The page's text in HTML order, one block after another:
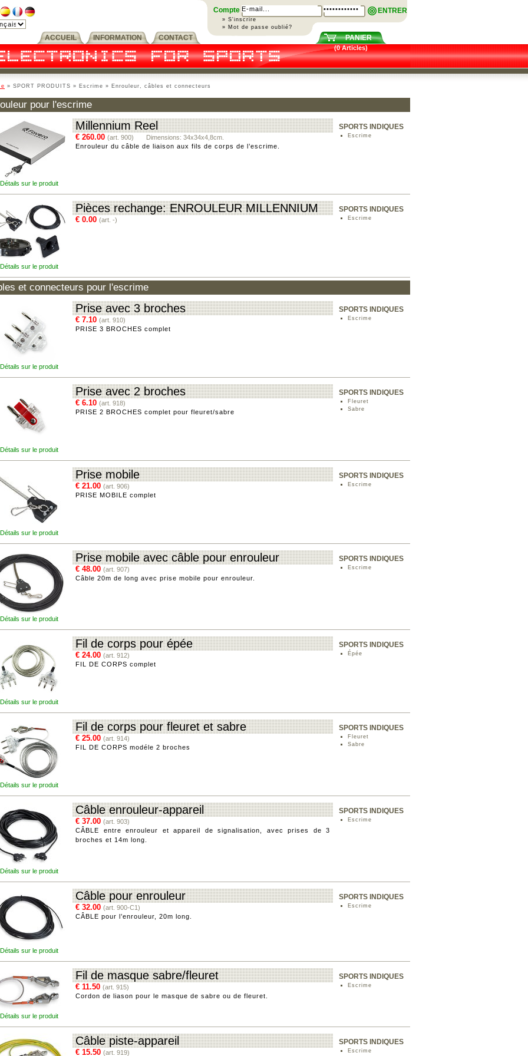
Compte ENTRER
» S'inscrire
» Mot de passe oublié?
ACCUEIL INFORMATION CONTACT PANIER
(0 Articles)
» SPORT PRODUITS » Escrime » Enrouleur, câbles et connecteurs
pour l'escrime
sur le produit
Millennium Reel
€ 260.00 (art. 900) Dimensions: 34x34x4,8cm.
Enrouleur du câble de liaison aux fils de corps de l’escrime.
SPORTS INDIQUES
Escrime
sur le produit
Pièces rechange: ENROULEUR MILLENNIUM
€ 0.00 (art. -)
SPORTS INDIQUES
Escrime
et connecteurs pour l'escrime
sur le produit
Prise avec 3 broches
€ 7.10 (art. 910)
PRISE 3 BROCHES complet
SPORTS INDIQUES
Escrime
sur le produit
Prise avec 2 broches
€ 6.10 (art. 918)
PRISE 2 BROCHES complet pour fleuret/sabre
SPORTS INDIQUES
Fleuret
Sabre
sur le produit
Prise mobile
€ 21.00 (art. 906)
PRISE MOBILE complet
SPORTS INDIQUES
Escrime
sur le produit
Prise mobile avec câble pour enrouleur
€ 48.00 (art. 907)
Câble 20m de long avec prise mobile pour enrouleur.
SPORTS INDIQUES
Escrime
sur le produit
Fil de corps pour épée
€ 24.00 (art. 912)
FIL DE CORPS complet
SPORTS INDIQUES
Épée
sur le produit
Fil de corps pour fleuret et sabre
€ 25.00 (art. 914)
FIL DE CORPS modéle 2 broches
SPORTS INDIQUES
Fleuret
Sabre
sur le produit
Câble enrouleur-appareil
€ 37.00 (art. 903)
CÂBLE entre enrouleur et appareil de signalisation, avec prises de 3
broches et 14m long.
SPORTS INDIQUES
Escrime
sur le produit
Câble pour enrouleur
€ 32.00 (art. 900-C1)
CÂBLE pour l’enrouleur, 20m long.
SPORTS INDIQUES
Escrime
sur le produit
Fil de masque sabre/fleuret
€ 11.50 (art. 915)
Cordon de liason pour le masque de sabre ou de fleuret.
SPORTS INDIQUES
Escrime
Câble piste-appareil
€ 15.50 (art. 919)
SPORTS INDIQUES
Escrime